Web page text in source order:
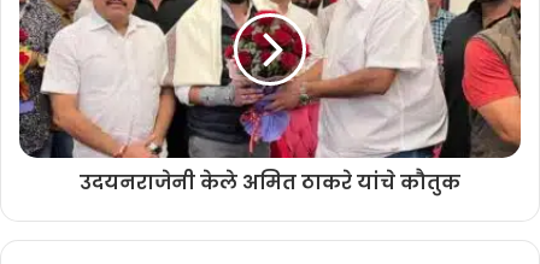
उदयनराजेनी केले अमित ठाकरे यांचे कौतुक